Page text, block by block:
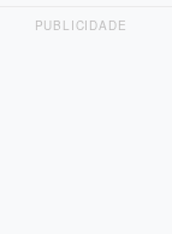
PUBLICIDADE